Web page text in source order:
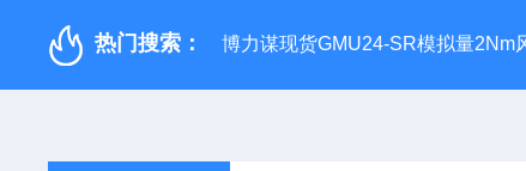
热门搜索： 博力谋现货GMU24-SR模拟量2Nm